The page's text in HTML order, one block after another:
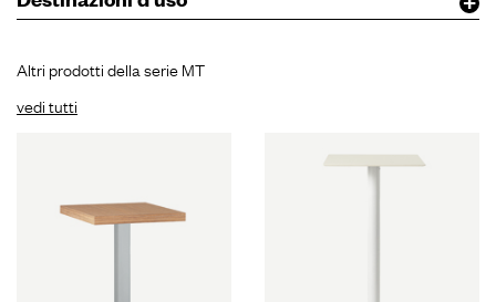
Altri prodotti della serie MT
vedi tutti